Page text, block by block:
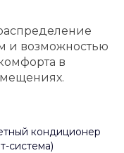
и возможностью
в
кондиционер
система)